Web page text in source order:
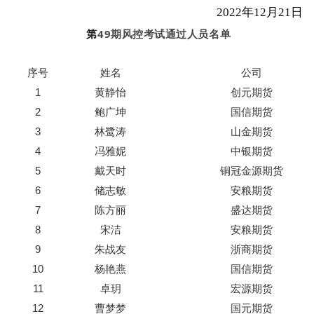
2022年12月21日
第49期风控考试通过人员名单
序号 姓名
公司
1
黄静怡
创元期货
2
鲍广坤
国信期货
3
林鹭涛
山金期货
4
冯雅妮
中银期货
5
戴天时
铜冠金源期货
6
储志敏
安粮期货
7
陈方丽
盛达期货
8
宋洁
安粮期货
9
朱战友
浙商期货
10
杨艳燕
国信期货
11
卓玥
宏源期货
12
曹梦梦 国元期货